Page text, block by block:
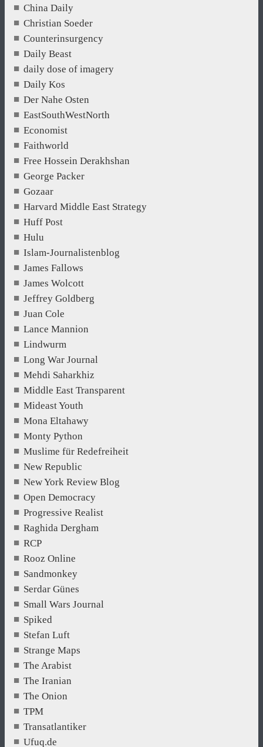
China Daily
Christian Soeder
Counterinsurgency
Daily Beast
daily dose of imagery
Daily Kos
Der Nahe Osten
EastSouthWestNorth
Economist
Faithworld
Free Hossein Derakhshan
George Packer
Gozaar
Harvard Middle East Strategy
Huff Post
Hulu
Islam-Journalistenblog
James Fallows
James Wolcott
Jeffrey Goldberg
Juan Cole
Lance Mannion
Lindwurm
Long War Journal
Mehdi Saharkhiz
Middle East Transparent
Mideast Youth
Mona Eltahawy
Monty Python
Muslime für Redefreiheit
New Republic
New York Review Blog
Open Democracy
Progressive Realist
Raghida Dergham
RCP
Rooz Online
Sandmonkey
Serdar Günes
Small Wars Journal
Spiked
Stefan Luft
Strange Maps
The Arabist
The Iranian
The Onion
TPM
Transatlantiker
Ufuq.de